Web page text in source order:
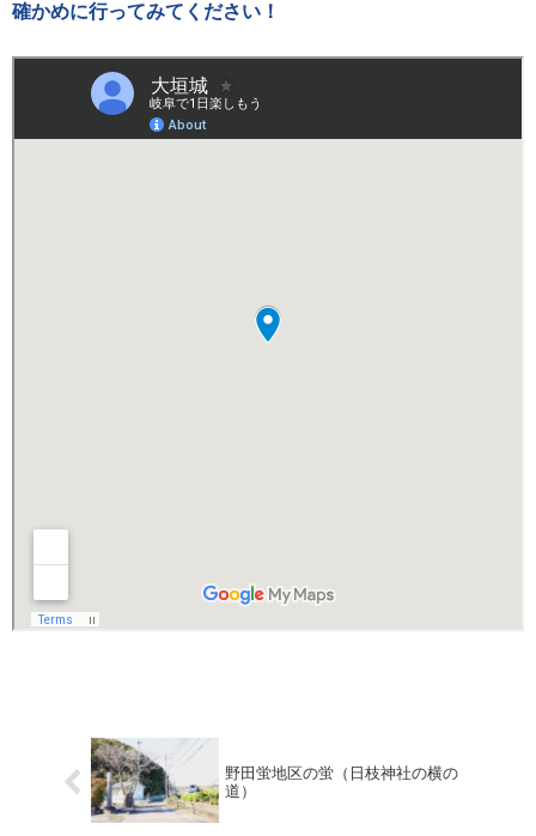
確かめに行ってみてください！
野田蛍地区の蛍（日枝神社の横の
道）